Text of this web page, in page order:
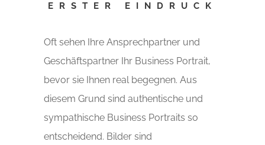
ERSTER EINDRUCK
Oft sehen Ihre Ansprechpartner und
Geschäftspartner Ihr Business Portrait,
bevor sie Ihnen real begegnen. Aus
diesem Grund sind authentische und
sympathische Business Portraits so
entscheidend. Bilder sind